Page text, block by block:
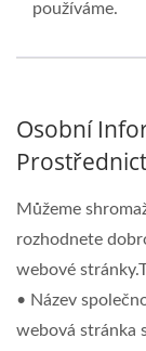
používáme.
Osobní
Můžeme
rozhodnete
webové
• Název
webová stránka